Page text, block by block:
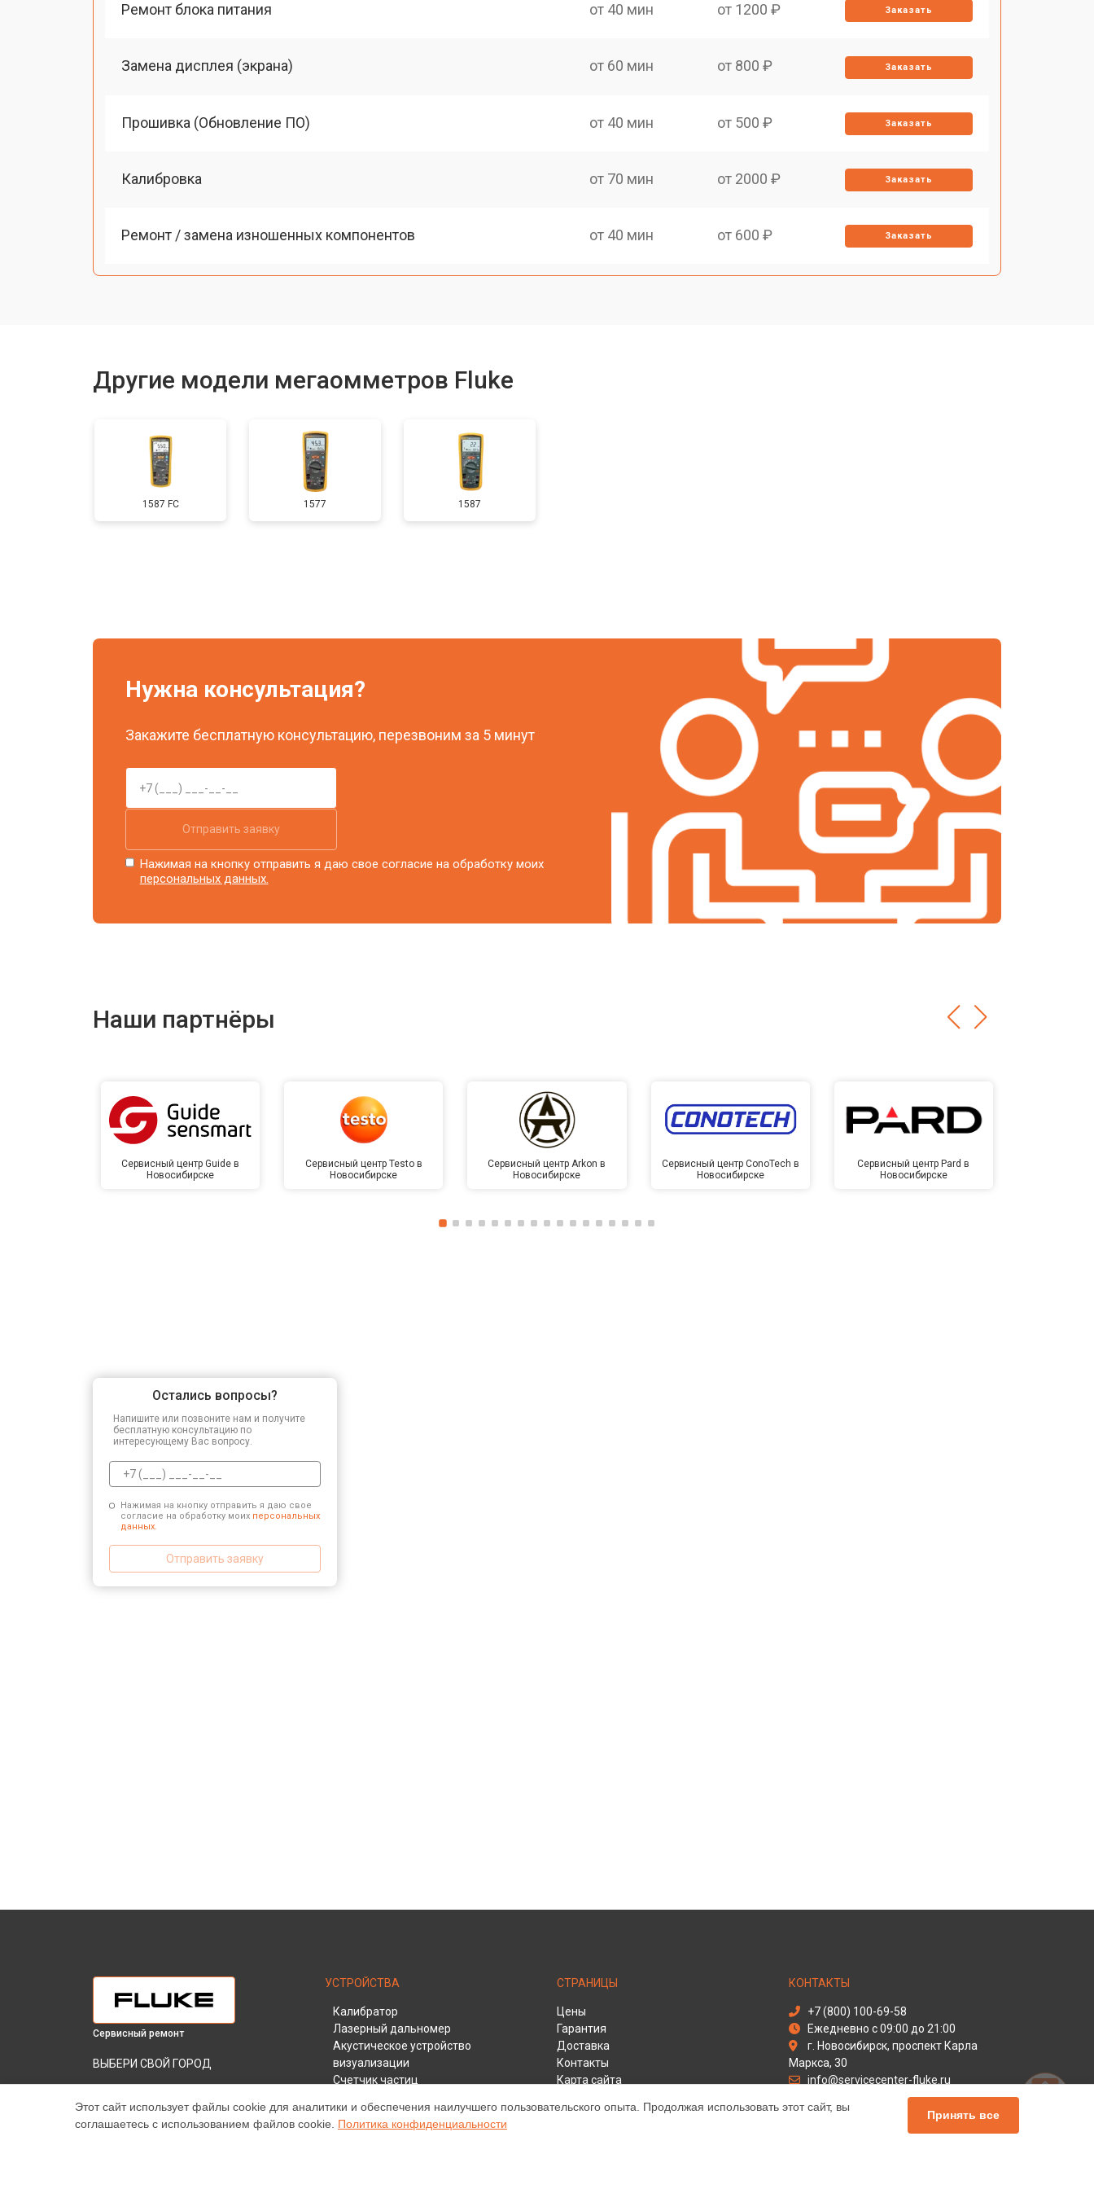
Ремонт блока питания от 40 мин от 1200 ₽ Заказать
Замена дисплея (экрана) от 60 мин от 800 ₽ Заказать
Прошивка (Обновление ПО) от 40 мин от 500 ₽ Заказать
Калибровка от 70 мин от 2000 ₽ Заказать
Ремонт / замена изношенных компонентов от 40 мин от 600 ₽ Заказать
Другие модели мегаомметров Fluke
1587 FC 1577 1587
Нужна консультация?
Закажите бесплатную консультацию, перезвоним за 5 минут
Отправить заявку
Нажимая на кнопку отправить я даю свое согласие на обработку моих
персональных данных.
Наши партнёры
Сервисный центр Guide в
Новосибирске
Сервисный центр Testo в
Новосибирске
Сервисный центр Arkon в
Новосибирске
Сервисный центр ConoTech в
Новосибирске
Сервисный центр Pard в
Новосибирске
Остались вопросы?
Напишите или позвоните нам и получите
бесплатную консультацию по
интересующему Вас вопросу.
Нажимая на кнопку отправить я даю свое
согласие на обработку моих персональных
данных.
Отправить заявку
Сервисный ремонт
ВЫБЕРИ СВОЙ ГОРОД
Краснодаре
Диагностика мегаомметра 1587T Fluke в
УСТРОЙСТВА
Калибратор
Лазерный дальномер
Акустическое устройство
визуализации
Счетчик частиц
Газосигнализатор
Гигрометр
СТРАНИЦЫ
Цены
Гарантия
Доставка
Контакты
Карта сайта
КОНТАКТЫ
+7 (800) 100-69-58
Ежедневно с 09:00 до 21:00
г. Новосибирск, проспект Карла
Маркса, 30
info@servicecenter-fluke.ru
Политика конфиденциальности
Этот сайт использует файлы cookie для аналитики и обеспечения наилучшего пользовательского опыта. Продолжая использовать этот сайт, вы
соглашаетесь с использованием файлов cookie. Политика конфиденциальности
Принять все